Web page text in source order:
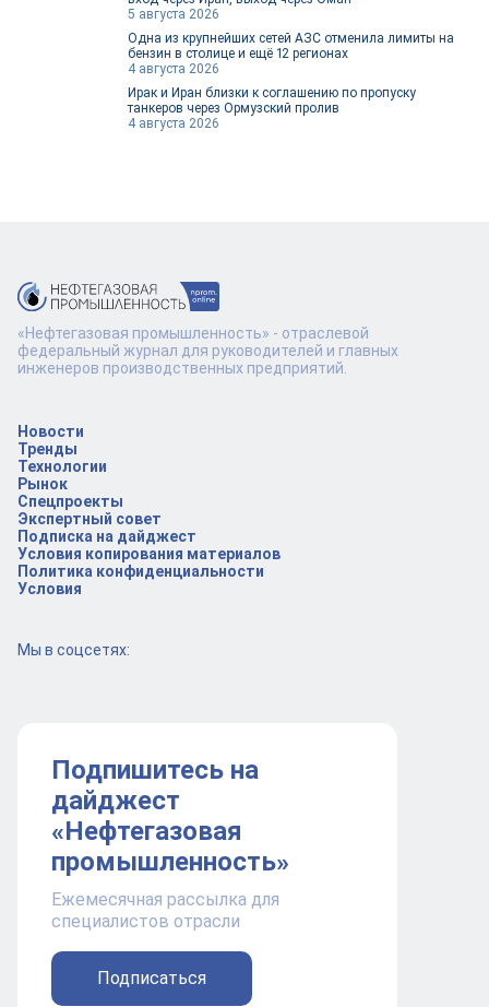
5 августа 2026
Одна из крупнейших сетей АЗС отменила лимиты на
бензин в столице и ещё 12 регионах
4 августа 2026
Ирак и Иран близки к соглашению по пропуску
танкеров через Ормузский пролив
4 августа 2026
Новости
Тренды
Технологии
Рынок
Спецпроекты
Экспертный совет
Подписка на дайджест
Условия копирования материалов
Политика конфиденциальности
Условия
Мы в соцсетях:
Подпишитесь на
дайджест
«Нефтегазовая
промышленность»
Ежемесячная рассылка для
специалистов отрасли
Подписаться
«Нефтегазовая промышленность» - отраслевой
федеральный журнал для руководителей и главных
инженеров производственных предприятий.